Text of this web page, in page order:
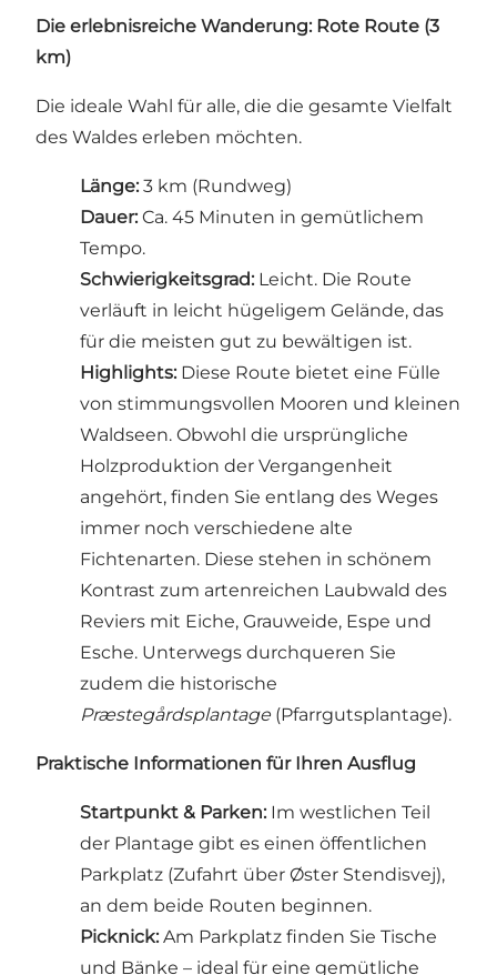
Die erlebnisreiche Wanderung: Rote Route (3
km)
Die ideale Wahl für alle, die die gesamte Vielfalt
des Waldes erleben möchten.
Länge: 3 km (Rundweg)
Dauer: Ca. 45 Minuten in gemütlichem
Tempo.
Schwierigkeitsgrad: Leicht. Die Route
verläuft in leicht hügeligem Gelände, das
für die meisten gut zu bewältigen ist.
Highlights: Diese Route bietet eine Fülle
von stimmungsvollen Mooren und kleinen
Waldseen. Obwohl die ursprüngliche
Holzproduktion der Vergangenheit
angehört, finden Sie entlang des Weges
immer noch verschiedene alte
Fichtenarten. Diese stehen in schönem
Kontrast zum artenreichen Laubwald des
Reviers mit Eiche, Grauweide, Espe und
Esche. Unterwegs durchqueren Sie
zudem die historische
Præstegårdsplantage (Pfarrgutsplantage).
Praktische Informationen für Ihren Ausflug
Startpunkt & Parken: Im westlichen Teil
der Plantage gibt es einen öffentlichen
Parkplatz (Zufahrt über Øster Stendisvej),
an dem beide Routen beginnen.
Picknick: Am Parkplatz finden Sie Tische
und Bänke – ideal für eine gemütliche